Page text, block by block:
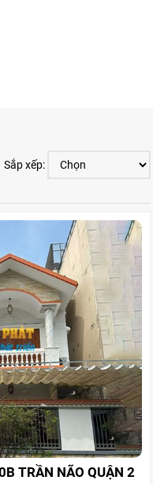
Sắp xếp:
TRẦN NÃO QUẬN 2